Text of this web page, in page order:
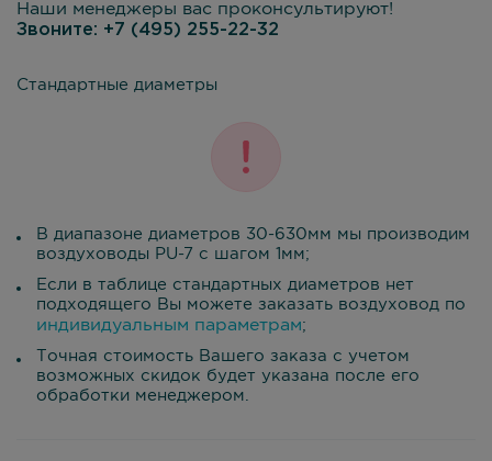
Наши менеджеры вас проконсультируют!
Звоните: +7 (495) 255-22-32
Стандартные диаметры
В диапазоне диаметров 30-630мм мы производим
воздуховоды PU-7 с шагом 1мм;
Если в таблице стандартных диаметров нет
подходящего Вы можете заказать воздуховод по
индивидуальным параметрам;
Точная стоимость Вашего заказа с учетом
возможных скидок будет указана после его
обработки менеджером.